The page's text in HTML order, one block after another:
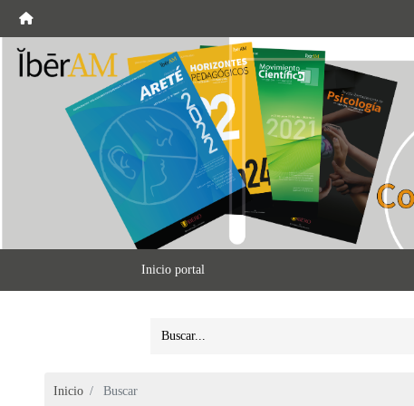
Inicio portal
Inicio Buscar